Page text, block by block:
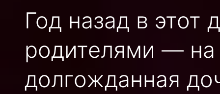
Год назад в этот
родителями — на
долгожданная